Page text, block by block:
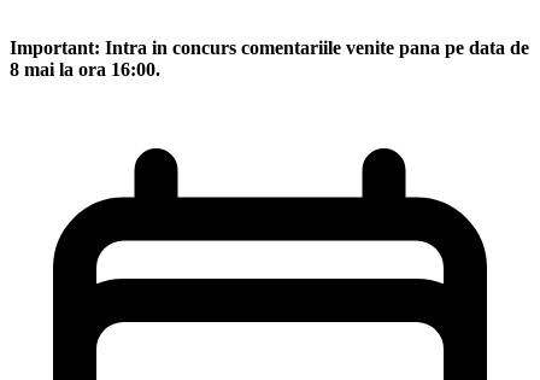
Important: Intra in concurs comentariile venite pana pe data de
8 mai la ora 16:00.